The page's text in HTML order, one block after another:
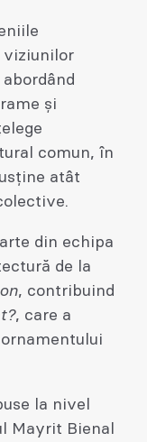
viziunilor
și
comun, în
atât
din echipa
de la
, contribuind
, care a
la nivel
Mayrit Bienal